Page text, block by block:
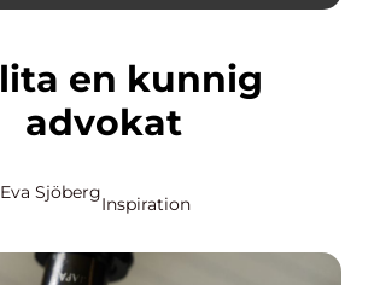
advokat
Eva Sjöberg
Inspiration